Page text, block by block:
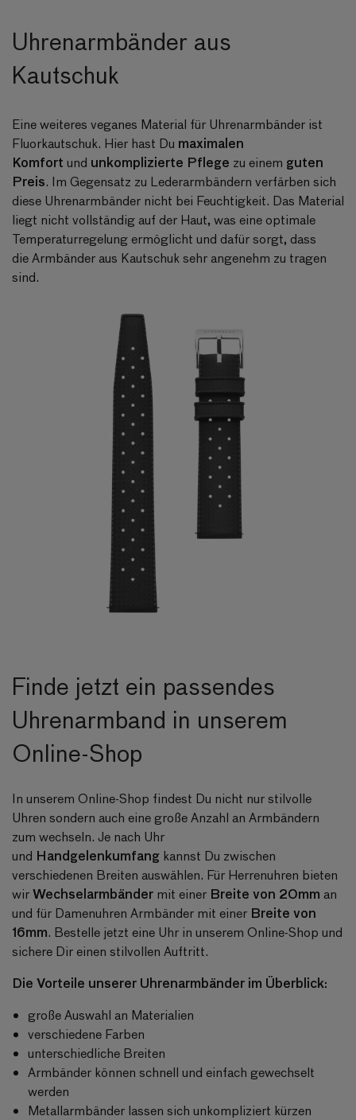
Uhrenarmbänder aus
Kautschuk
Eine weiteres veganes Material für Uhrenarmbänder ist
Fluorkautschuk. Hier hast Du maximalen
Komfort und unkomplizierte Pflege zu einem guten
Preis. Im Gegensatz zu Lederarmbändern verfärben sich
diese Uhrenarmbänder nicht bei Feuchtigkeit. Das Material
liegt nicht vollständig auf der Haut, was eine optimale
Temperaturregelung ermöglicht und dafür sorgt, dass
dieArmbänder aus Kautschuk sehr angenehm zu tragen
sind.
Finde jetzt ein passendes
Uhrenarmband in unserem
Online-Shop
In unserem Online-Shop findest Du nicht nur stilvolle
Uhren sondern auch eine große Anzahl an Armbändern
zum wechseln. Je nach Uhr
und Handgelenkumfang kannst Du zwischen
verschiedenen Breiten auswählen. Für Herrenuhren bieten
wirWechselarmbänder mit einer Breite von 20mm an
und für Damenuhren Armbänder mit einer Breite von
16mm. Bestelle jetzt eine Uhr in unserem Online-Shop und
sichere Dir einen stilvollen Auftritt.
Die Vorteile unserer Uhrenarmbänder im Überblick:
große Auswahl an Materialien
verschiedene Farben
unterschiedliche Breiten
Armbänder können schnell und einfach gewechselt
werden
Metallarmbänder lassen sich unkompliziert kürzen